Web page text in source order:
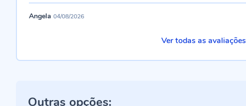
Angela 04/08/2026
Ver todas as avaliações
Outras opções: